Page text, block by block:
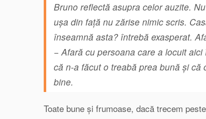
Bruno reflectă asupra celor auzite.
uşa din față nu zărise nimic scris.
înseamnă asta? întrebă exasperat.
− Afară cu persoana care a locuit
că n-a făcut o treabă prea bună și
bine.
Toate bune și frumoase, dacă trecem